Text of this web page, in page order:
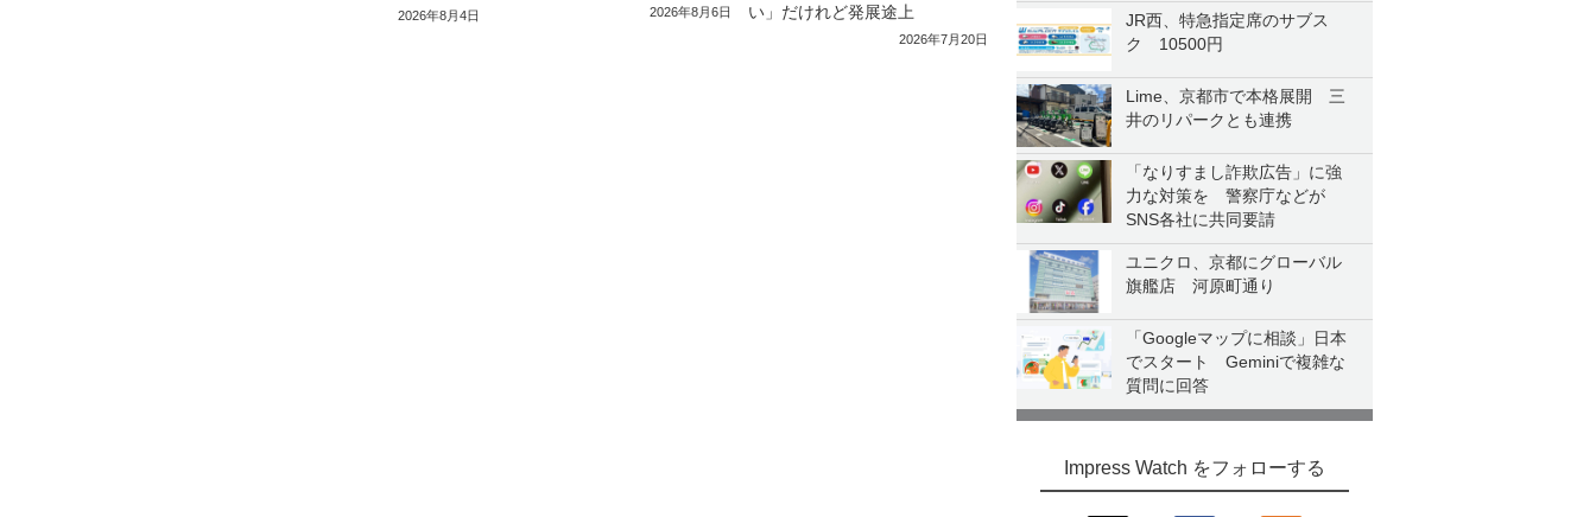
JR西、特急指定席のサブス
ク 10500円
Lime、京都市で本格展開 三
井のリパークとも連携
「なりすまし詐欺広告」に強
力な対策を 警察庁などが
SNS各社に共同要請
ユニクロ、京都にグローバル
旗艦店 河原町通り
「Googleマップに相談」日本
でスタート Geminiで複雑な
質問に回答
Impress Watch をフォローする
2026年8月4日 2026年8月6日
い」だけれど発展途上
2026年7月20日